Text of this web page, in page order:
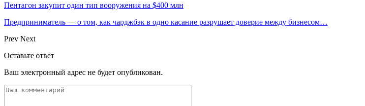
Пентагон закупит один тип вооружения на $400 млн
Предприниматель — о том, как чарджбэк в одно касание разрушает доверие между бизнесом…
Prev Next
Оставьте ответ
Ваш электронный адрес не будет опубликован.